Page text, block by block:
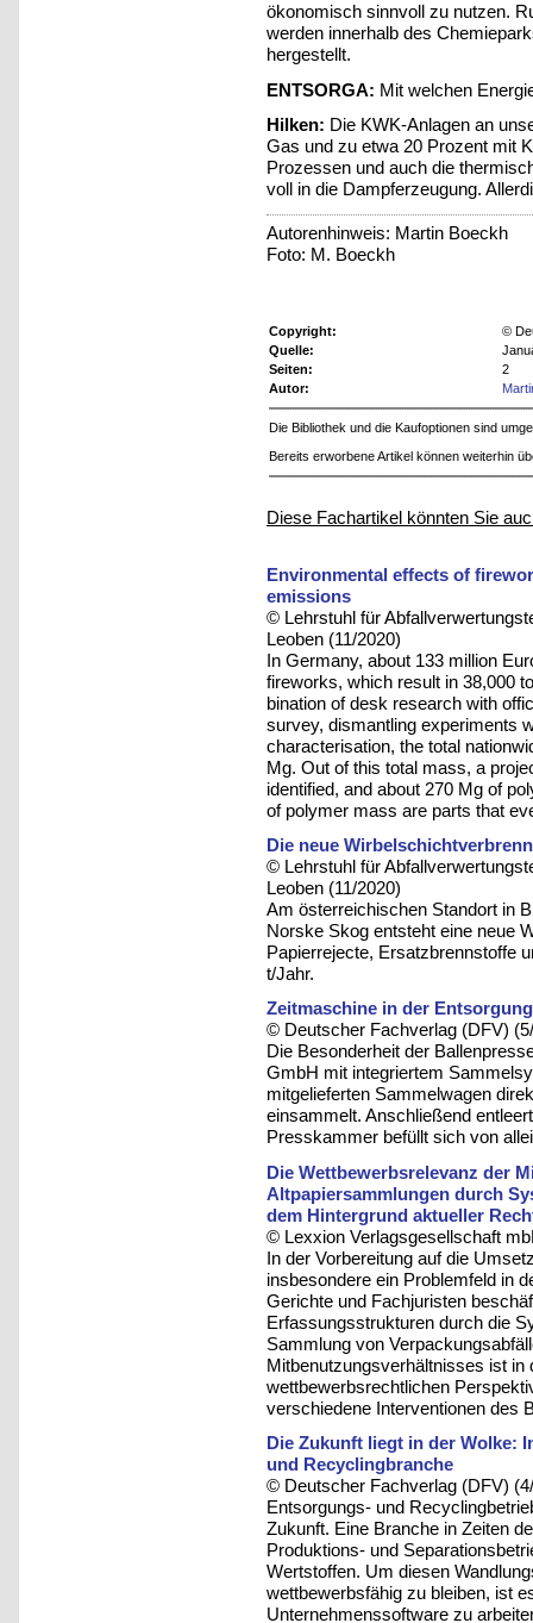
ökonomisch sinnvoll zu nutzen.
werden innerhalb des
hergestellt.
ENTSORGA: Mit welchen
Hilken: Die KWK-Anlagen an
Gas und zu etwa 20 Prozent mit
Prozessen und auch die
voll in die Dampferzeugung.
Autorenhinweis: Martin Boeckh
Foto: M. Boeckh
Copyright:
©
Quelle:
Seiten:
2
Autor:
Die Bibliothek und die Kaufoptionen sind
Bereits erworbene Artikel können weiterhin
Diese Fachartikel könnten Sie
Environmental effects of
emissions
© Lehrstuhl für
Leoben (11/2020)
In Germany, about 133 million
fireworks, which result in 38,000
bination of desk research with
survey, dismantling experiments
characterisation, the total
Mg. Out of this total mass, a
identified, and about 270 Mg of
of polymer mass are parts that
Die neue
© Lehrstuhl für
Leoben (11/2020)
Am österreichischen Standort in
Norske Skog entsteht eine neue
Papierrejecte, Ersatzbrennstoffe
t/Jahr.
Zeitmaschine in der Entsorgung
© Deutscher Fachverlag (DFV)
Die Besonderheit der
GmbH mit integriertem
mitgelieferten Sammelwagen
einsammelt. Anschließend
Presskammer befüllt sich von
Die Wettbewerbsrelevanz der
Altpapiersammlungen durch
dem Hintergrund aktueller
© Lexxion Verlagsgesellschaft
In der Vorbereitung auf die
insbesondere ein Problemfeld in
Gerichte und Fachjuristen
Erfassungsstrukturen durch die
Sammlung von
Mitbenutzungsverhältnisses ist in
wettbewerbsrechtlichen
verschiedene Interventionen des
Die Zukunft liegt in der Wolke:
und Recyclingbranche
© Deutscher Fachverlag (DFV)
Entsorgungs- und
Zukunft. Eine Branche in Zeiten
Produktions- und
Wertstoffen. Um diesen
wettbewerbsfähig zu bleiben, ist
Unternehmenssoftware zu